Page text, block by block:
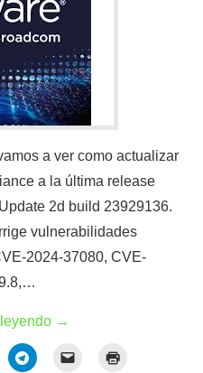
a ver como actualizar
a la última release
2d build 23929136.
vulnerabilidades
2024-37080, CVE-
→